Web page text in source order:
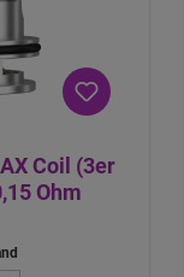
Coil (3er
Ohm